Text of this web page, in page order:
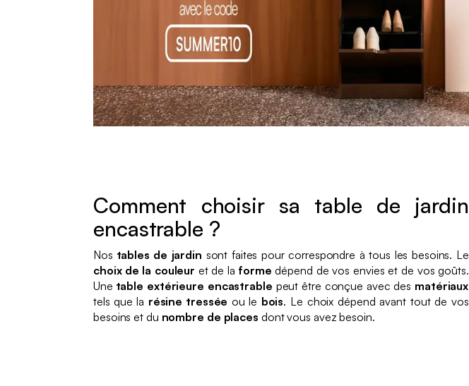
Comment choisir sa table de jardin
encastrable ?
Nos tables de jardin sont faites pour correspondre à tous les besoins. Le
choix de la couleur et de la forme dépend de vos envies et de vos goûts.
Une table extérieure encastrable peut être conçue avec des matériaux
tels que la résine tressée ou le bois. Le choix dépend avant tout de vos
besoins et du nombre de places dont vous avez besoin.